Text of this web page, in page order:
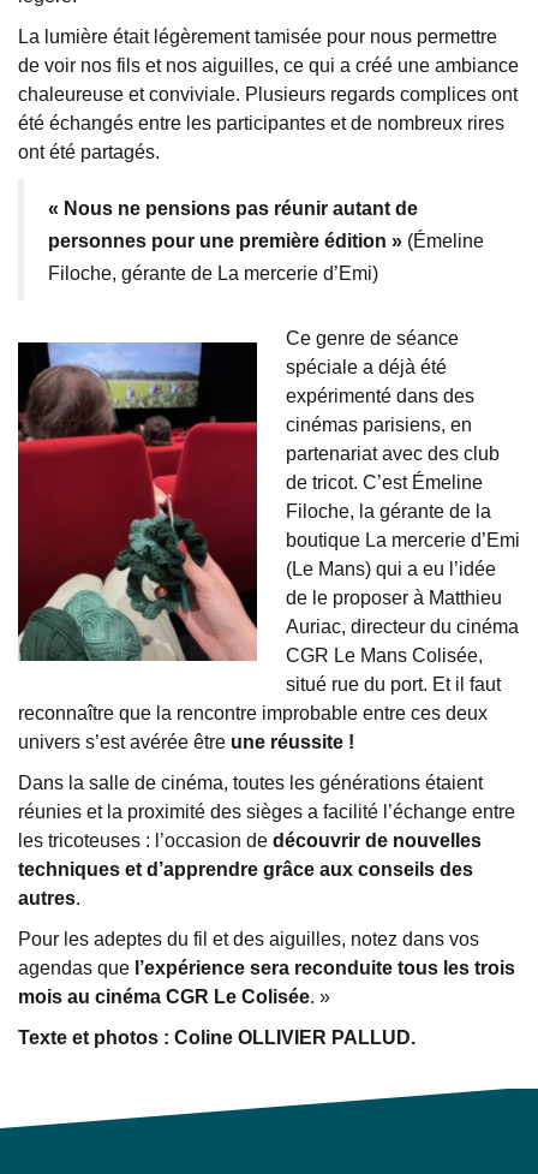
La lumière était légèrement tamisée pour nous permettre
de voir nos fils et nos aiguilles, ce qui a créé une ambiance
chaleureuse et conviviale. Plusieurs regards complices ont
été échangés entre les participantes et de nombreux rires
ont été partagés.
« Nous ne pensions pas réunir autant de
personnes pour une première édition » (Émeline
Filoche, gérante de La mercerie d’Emi)
Ce genre de séance
spéciale a déjà été
expérimenté dans des
cinémas parisiens, en
partenariat avec des club
de tricot. C’est Émeline
Filoche, la gérante de la
boutique La mercerie d’Emi
(Le Mans) qui a eu l’idée
de le proposer à Matthieu
Auriac, directeur du cinéma
CGR Le Mans Colisée,
situé rue du port. Et il faut
reconnaître que la rencontre improbable entre ces deux
univers s’est avérée être une réussite !
Dans la salle de cinéma, toutes les générations étaient
réunies et la proximité des sièges a facilité l’échange entre
les tricoteuses : l’occasion de découvrir de nouvelles
techniques et d’apprendre grâce aux conseils des
autres.
Pour les adeptes du fil et des aiguilles, notez dans vos
agendas que l’expérience sera reconduite tous les trois
mois au cinéma CGR Le Colisée. »
Texte et photos : Coline OLLIVIER PALLUD.